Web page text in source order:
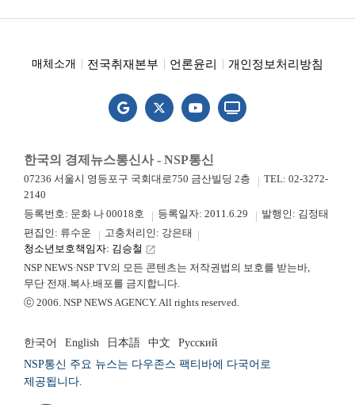
매체소개 전국취재본부 언론윤리 개인정보처리방침
한국의 경제뉴스통신사 - NSP통신
07236 서울시 영등포구 국회대로750 금산빌딩 2층
TEL: 02-3272-
2140
등록번호: 문화 나 00018호
등록일자: 2011.6.29
발행인: 김정태
편집인: 류수운
고충처리인: 강은태
청소년보호책임자: 김승철 launch
NSP NEWS·NSP TV의 모든 콘텐츠는 저작권법의 보호를 받는바,
무단 전재.복사.배포를 금지합니다.
ⓒ 2006. NSP NEWS AGENCY. All rights reserved.
한국어 English 日本語 中文
Русский
NSP통신 주요 뉴스는 다우존스 팩티바에 다국어로
제공됩니다.